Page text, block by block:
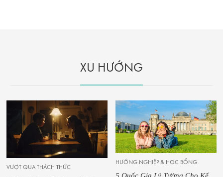
XU HƯỚNG
VƯỢT QUA THÁCH THỨC
HƯỚNG NGHIỆP & HỌC BỔNG